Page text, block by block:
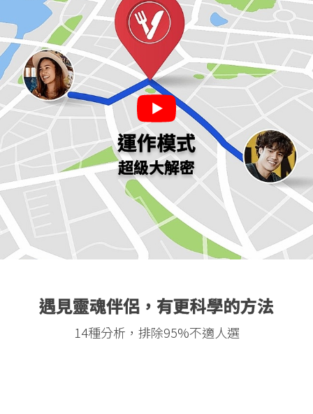
運作模式
超級大解密
遇見靈魂伴侶，有更科學的方法
14種分析，排除95%不適人選